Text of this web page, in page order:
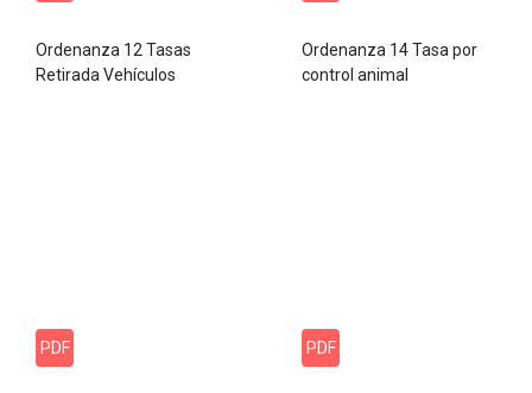
Ordenanza 12 Tasas
Retirada Vehículos
Ordenanza 14 Tasa por
control animal
PDF PDF